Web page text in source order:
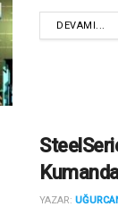
DEVAMI...
YAZAR: